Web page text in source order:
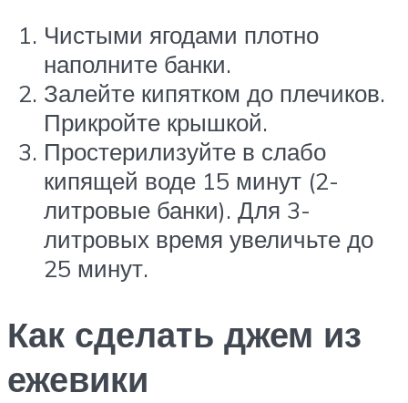
Чистыми ягодами плотно
наполните банки.
Залейте кипятком до плечиков.
Прикройте крышкой.
Простерилизуйте в слабо
кипящей воде 15 минут (2-
литровые банки). Для 3-
литровых время увеличьте до
25 минут.
Как сделать джем из
ежевики